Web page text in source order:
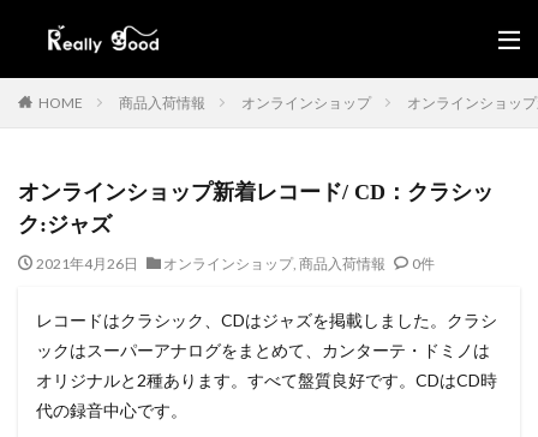
HOME 商品入荷情報 オンラインショップ オンラインショッ
オンラインショップ新着レコード/ CD：クラシッ
ク:ジャズ
2021年4月26日 オンラインショップ, 商品入荷情報 0件
レコードはクラシック、CDはジャズを掲載しました。クラシ
ックはスーパーアナログをまとめて、カンターテ・ドミノは
オリジナルと2種あります。すべて盤質良好です。CDはCD時
代の録音中心です。